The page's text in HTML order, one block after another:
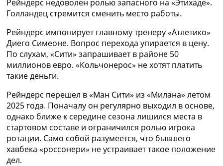
Рейтинг ФИФА
ТВ программа
RU
UA
Categories
Новости футбола
Видео
Трансферы
Новости футбола Украины
Последние комментарии
Конкурс прогнозов
Рейндерс недоволен ролью запасного на «Этихаде».
Голландец стремится сменить место работы.
Рейндерс импонирует главному тренеру «Атлетико»
Диего Симеоне. Вопрос перехода упирается в цену.
По слухам, «Сити» запрашивает в районе 50
миллионов евро. «Кольчонерос» не хотят платить
такие деньги.
Рейндерс перешел в «Ман Сити» из «Милана» летом
2025 года. Поначалу он регулярно выходил в основе,
однако ближе к середине сезона лишился места в
стартовом составе и ограничился ролью игрока
ротации. Само собой разумеется, что бывшего
хавбека «россонери» не устраивает такое положение
дел.